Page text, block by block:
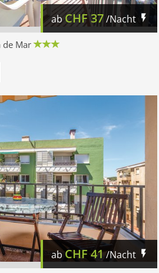
abCHF 37/Nacht
de Mar
abCHF 41/Nacht